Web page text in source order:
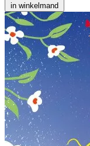
in winkelmand